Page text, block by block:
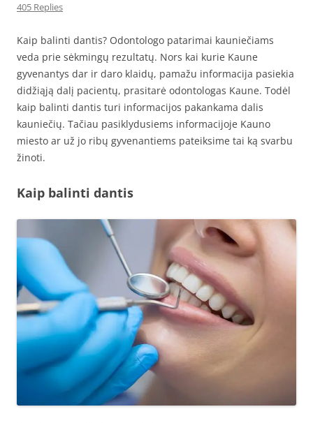
405 Replies
Kaip balinti dantis? Odontologo patarimai kauniečiams
veda prie sėkmingų rezultatų. Nors kai kurie Kaune
gyvenantys dar ir daro klaidų, pamažu informacija pasiekia
didžiąją dalį pacientų, prasitarė odontologas Kaune. Todėl
kaip balinti dantis turi informacijos pakankama dalis
kauniečių. Tačiau pasiklydusiems informacijoje Kauno
miesto ar už jo ribų gyvenantiems pateiksime tai ką svarbu
žinoti.
Kaip balinti dantis